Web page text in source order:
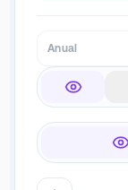
Anual